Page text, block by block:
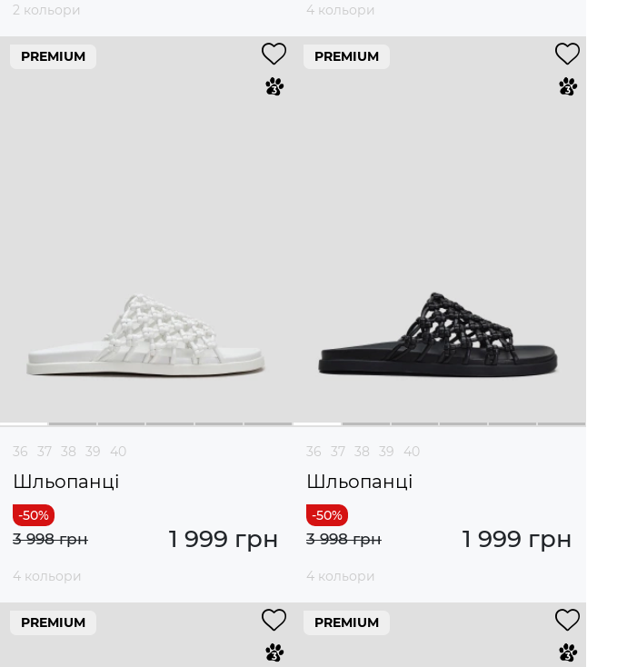
2 кольори 4 кольори
PREMIUM
36 37 38 39 40
Шльопанці
1 999 грн
3 998 грн
4 кольори
PREMIUM
36 37 38 39 40
Шльопанці
1 999 грн
3 998 грн
4 кольори
PREMIUM PREMIUM